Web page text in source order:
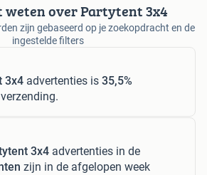
weten over Partytent 3x4
zijn gebaseerd op je zoekopdracht en de
ingestelde filters
3x4 advertenties is 35,5%
3x4 advertenties in de
zijn in de afgelopen week